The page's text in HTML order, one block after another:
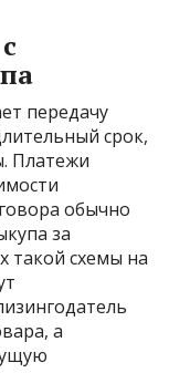
передачу
срок,
Платежи
обычно
за
такой схемы на
а